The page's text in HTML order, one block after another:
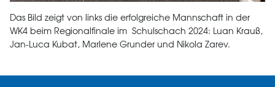
Das Bild zeigt von links die erfolgreiche Mannschaft in der
WK4 beim Regionalfinale im Schulschach 2024: Luan Krauß,
Jan-Luca Kubat, Marlene Grunder und Nikola Zarev.